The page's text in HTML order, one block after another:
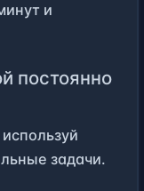
и
постоянно
задачи.